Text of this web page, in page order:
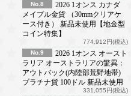
No.8
2026 1オンス カナダ
メイプル金貨 （30mmクリアケ
ース付き） 新品未使用【地金型
コイン特集】
774,912円(税込)
No.9
2026 1オンス オースト
ラリア オーストラリアの驚異：
アウトバック(内陸部荒野地帯)
プラチナ貨 100ドル 新品未使用
331,055円(税込)